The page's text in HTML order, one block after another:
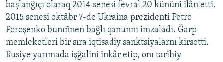
başlanğıçı olaraq 2014 senesi fevral 20 kününi ilân etti.
2015 senesi oktâbr 7-de Ukraina prezidenti Petro
Poroşenko bunıñnen bağlı qanunnı imzaladı. Ğarp
memleketleri bir sıra iqtisadiy sanktsiyalarnı kirsetti.
Rusiye yarımada işğalini inkâr etip, onı tarihiy